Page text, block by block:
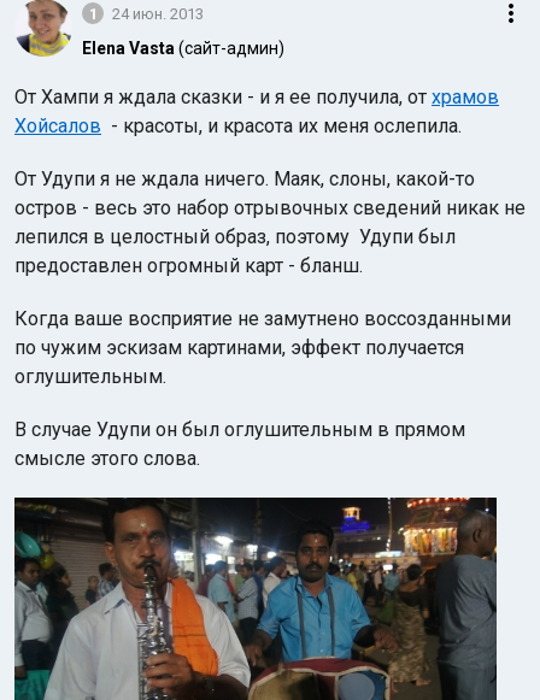
Индийский океан
1 24 июн. 2013
Elena Vasta (сайт-админ)
От Хампи я ждала сказки - и я ее получила, от храмов
Хойсалов - красоты, и красота их меня ослепила.
От Удупи я не ждала ничего. Маяк, слоны, какой-то
остров - весь это набор отрывочных сведений никак не
лепился в целостный образ, поэтому Удупи был
предоставлен огромный карт - бланш.
Когда ваше восприятие не замутнено воссозданными
по чужим эскизам картинами, эффект получается
оглушительным.
В случае Удупи он был оглушительным в прямом
смысле этого слова.